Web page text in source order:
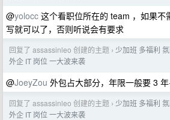
@yolocc 这个看职位所在的 team ，如果不
写就可以了，否则听说会有要求
回复了 assassinleo 创建的主题 › 少加班 多福利
外企 IT 岗位 一大波来袭
@JoeyZou 外包占大部分，年限一般要 3
回复了 assassinleo 创建的主题 › 少加班 多福利
外企 IT 岗位 一大波来袭